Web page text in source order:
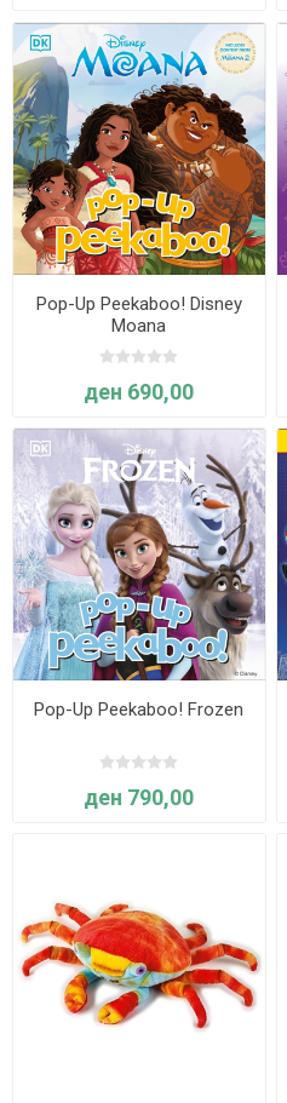
Pop-Up Peekaboo! Disney
Moana
ден 690,00
Pop-Up Peekaboo! Frozen
ден 790,00